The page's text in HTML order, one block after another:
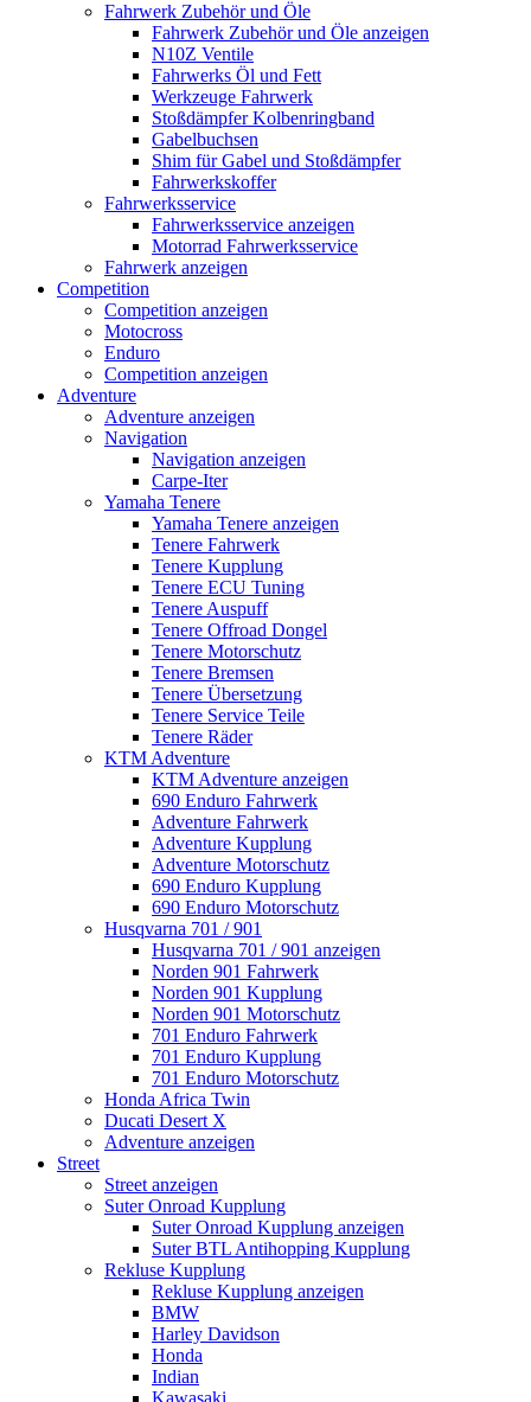
Fahrwerk Zubehör und Öle
Fahrwerk Zubehör und Öle anzeigen
N10Z Ventile
Fahrwerks Öl und Fett
Werkzeuge Fahrwerk
Stoßdämpfer Kolbenringband
Gabelbuchsen
Shim für Gabel und Stoßdämpfer
Fahrwerkskoffer
Fahrwerksservice
Fahrwerksservice anzeigen
Motorrad Fahrwerksservice
Fahrwerk anzeigen
Competition
Competition anzeigen
Motocross
Enduro
Competition anzeigen
Adventure
Adventure anzeigen
Navigation
Navigation anzeigen
Carpe-Iter
Yamaha Tenere
Yamaha Tenere anzeigen
Tenere Fahrwerk
Tenere Kupplung
Tenere ECU Tuning
Tenere Auspuff
Tenere Offroad Dongel
Tenere Motorschutz
Tenere Bremsen
Tenere Übersetzung
Tenere Service Teile
Tenere Räder
KTM Adventure
KTM Adventure anzeigen
690 Enduro Fahrwerk
Adventure Fahrwerk
Adventure Kupplung
Adventure Motorschutz
690 Enduro Kupplung
690 Enduro Motorschutz
Husqvarna 701 / 901
Husqvarna 701 / 901 anzeigen
Norden 901 Fahrwerk
Norden 901 Kupplung
Norden 901 Motorschutz
701 Enduro Fahrwerk
701 Enduro Kupplung
701 Enduro Motorschutz
Honda Africa Twin
Ducati Desert X
Adventure anzeigen
Street
Street anzeigen
Suter Onroad Kupplung
Suter Onroad Kupplung anzeigen
Suter BTL Antihopping Kupplung
Rekluse Kupplung
Rekluse Kupplung anzeigen
BMW
Harley Davidson
Honda
Indian
Kawasaki